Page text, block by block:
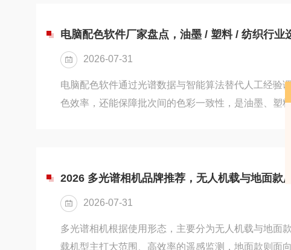
为若干个离散的光谱波段，每个波段对应特定波长范
多通道影像数据。常见的波段配置包括蓝、绿、红、
部分机型还会增加红边波段，这一区...
电脑配色软件厂家盘点，油墨 / 塑料 / 纺织行业
2026-07-31
电脑配色软件通过光谱数据与智能算法替代人工经验
色效率，还能保障批次间的色彩一致性，是油墨、塑
行业的重要生产工具。不同行业的配色逻辑、原料体
大：油墨注重印刷适性与透明性，塑料关注高温成型
则需要适配染料与纤维特性。因此，配色软件的选型
更要关注行业适配性。本文将盘点主流电脑配色软件
料、纺织三大行业给出选型建议，帮助用户找到适配
一、电脑配色软件的行业适配核心要点...
2026 多光谱相机品牌推荐，无人机载与地面款
2026-07-31
多光谱相机根据使用形态，主要分为无人机载与地面
载机型主打大范围、高效率的遥感监测，地面款则面